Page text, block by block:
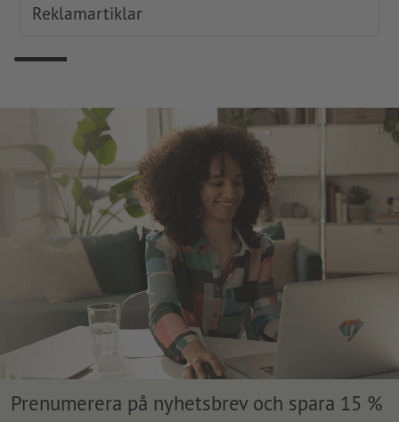
Reklamartiklar
Prenumerera på nyhetsbrev och spara 15 %